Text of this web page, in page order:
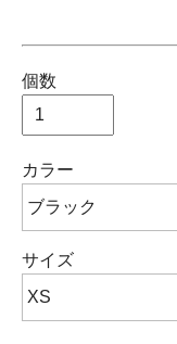
個数
カラー
サイズ